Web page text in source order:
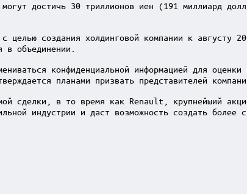
достичь 30 триллионов иен (191 миллиард
целью создания холдинговой компании к
объединении.
конфиденциальной информацией для
планами призвать представителей
сделки, в то время как Renault, крупнейший
индустрии и даст возможность создать более